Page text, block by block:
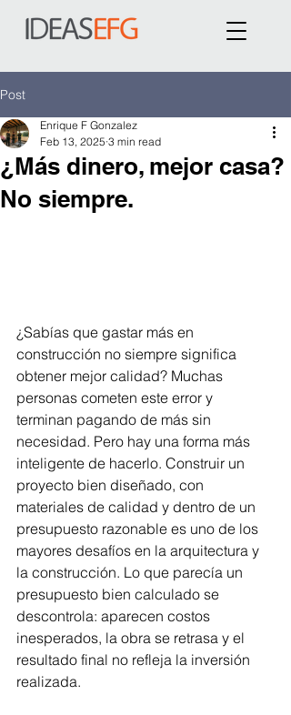
Post
¿Más dinero, mejor casa?
No siempre.
Enrique F Gonzalez
Feb 13, 2025 3 min read
¿Sabías que gastar más en
construcción no siempre significa
obtener mejor calidad? Muchas
personas cometen este error y
terminan pagando de más sin
necesidad. Pero hay una forma más
inteligente de hacerlo. Construir un
proyecto bien diseñado, con
materiales de calidad y dentro de un
presupuesto razonable es uno de los
mayores desafíos en la arquitectura y
la construcción. Lo que parecía un
presupuesto bien calculado se
descontrola: aparecen costos
inesperados, la obra se retrasa y el
resultado final no refleja la inversión
realizada.